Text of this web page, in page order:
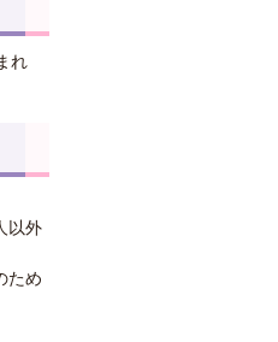
れ
以外
ため